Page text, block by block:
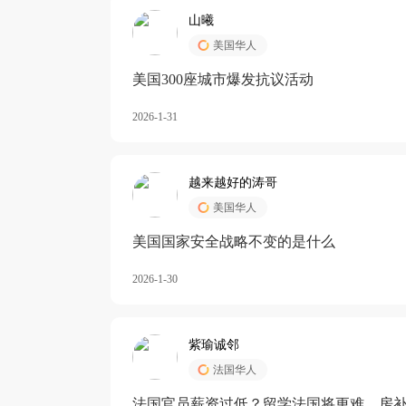
山曦
美国华人
美国300座城市爆发抗议活动
2026-1-31
越来越好的涛哥
美国华人
美国国家安全战略不变的是什么
2026-1-30
紫瑜诚邻
法国华人